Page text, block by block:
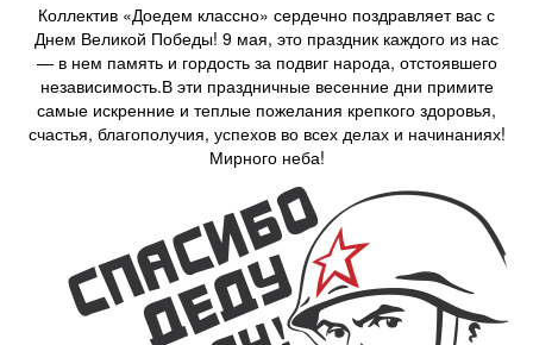
Коллектив «Доедем классно» сердечно поздравляет вас с
Днем Великой Победы! 9 мая, это праздник каждого из нас
— в нем память и гордость за подвиг народа, отстоявшего
независимость.В эти праздничные весенние дни примите
самые искренние и теплые пожелания крепкого здоровья,
счастья, благополучия, успехов во всех делах и начинаниях!
Мирного неба!